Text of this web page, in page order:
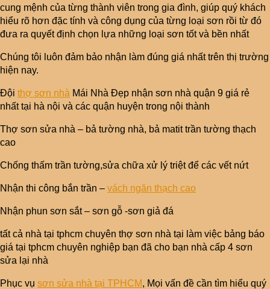
cung mệnh của từng thành viên trong gia đình, giúp quý khách
hiểu rõ hơn đặc tính và công dụng của từng loại sơn rồi từ đó
đưa ra quyết định chọn lựa những loại sơn tốt và bền nhất
Chúng tôi luôn đảm bảo nhận làm đúng giá nhất trên thị trường
hiện nay.
Đội thợ sơn nhà Mái Nhà Đẹp nhận sơn nhà quận 9 giá rẻ
nhất tại hà nội và các quận huyện trong nội thành
Thợ sơn sửa nhà – bả tường nhà, bả matit trần tường thạch
cao
Chống thấm trần tường,sửa chữa xử lý triệt để các vết nứt
Nhận thi công bắn trần – vách ngăn thạch cao
Nhận phun sơn sắt – sơn gỗ -sơn giả đá
tất cả nhà tại tphcm chuyên thợ sơn nhà tại làm việc bảng báo
giá tại tphcm chuyên nghiệp bạn đã cho bạn nhà cấp 4 sơn
sửa lại nhà
Phục vụ sơn sửa nhà tại TPHCM, Mọi vấn đề cần tìm hiểu quý